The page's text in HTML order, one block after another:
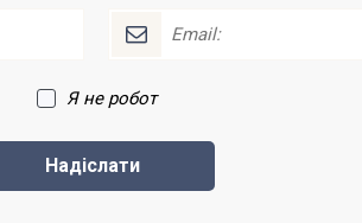
Я не робот